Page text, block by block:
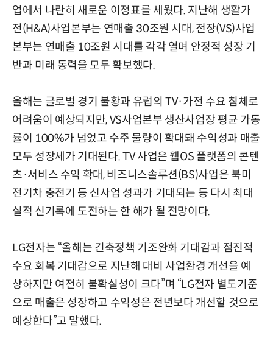
업에서 나란히 새로운 이정표를 세웠다. 지난해 생활가
전(H&A)사업본부는 연매출 30조원 시대, 전장(VS)사업
본부는 연매출 10조원 시대를 각각 열며 안정적 성장 기
반과 미래 동력을 모두 확보했다.
올해는 글로벌 경기 불황과 유럽의 TV·가전 수요 침체로
어려움이 예상되지만, VS사업본부 생산사업장 평균 가동
률이 100%가 넘었고 수주 물량이 확대돼 수익성과 매출
모두 성장세가 기대된다. TV 사업은 웹OS 플랫폼의 콘텐
츠·서비스 수익 확대, 비즈니스솔루션(BS)사업은 북미
전기차 충전기 등 신사업 성과가 기대되는 등 다시 최대
실적 신기록에 도전하는 한 해가 될 전망이다.
LG전자는 “올해는 긴축정책 기조완화 기대감과 점진적
수요 회복 기대감으로 지난해 대비 사업환경 개선을 예
상하지만 여전히 불확실성이 크다”며 “LG전자 별도기준
으로 매출은 성장하고 수익성은 전년보다 개선할 것으로
예상한다”고 말했다.